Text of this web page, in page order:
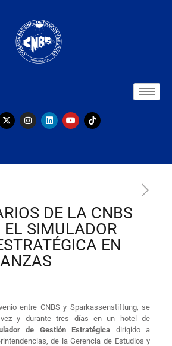
DE LA CNBS
EL SIMULADOR
EN
entre CNBS y Sparkassenstiftung, se
vez y durante tres días en un hotel de
de Gestión Estratégica dirigido a
de la Gerencia de Estudios y